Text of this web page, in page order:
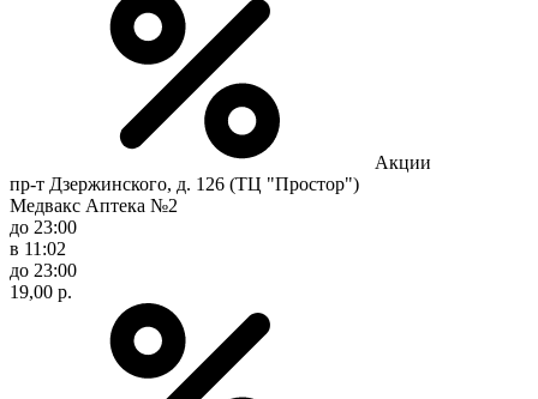
Акции
пр-т Дзержинского, д. 126 (ТЦ "Простор")
Медвакс Аптека №2
до 23:00
в 11:02
до 23:00
19,00 р.